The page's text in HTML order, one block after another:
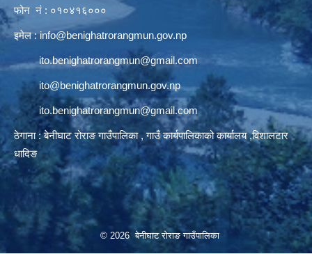
फोन नं : ०१०४१६०००
इमेल :info@benighatrorangmun.gov.np
ito.benighatrorangmun@gmail.com
ito@benighatrorangmun.gov.np
ito.benighatrorangmun@gmail.com
ठेगाना : बेनीघाट रोराङ गाउँपालिका , गाउँ कार्यपालिकाको कार्यालय ,विशालटार
धादिङ
© 2026 बेनीघाट रोराङ गाउँपालिका